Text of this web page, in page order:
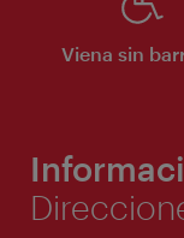
Viena sin